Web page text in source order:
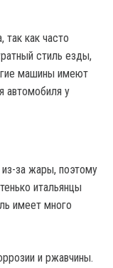
так как часто
стиль езды,
машины имеют
автомобиля у
за жары, поэтому
итальянцы
имеет много
и ржавчины.